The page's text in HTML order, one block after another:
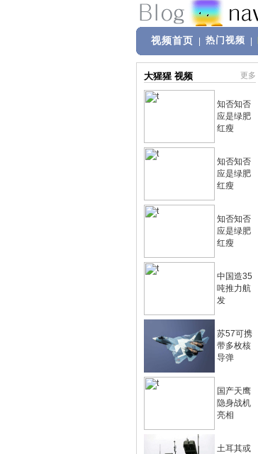
视频首页 热门视频
大猩猩 视频 更多
知否知否
应是绿肥
红瘦
知否知否
应是绿肥
红瘦
知否知否
应是绿肥
红瘦
中国造35
吨推力航
发
苏57可携
带多枚核
导弹
国产天鹰
隐身战机
亮相
土耳其或